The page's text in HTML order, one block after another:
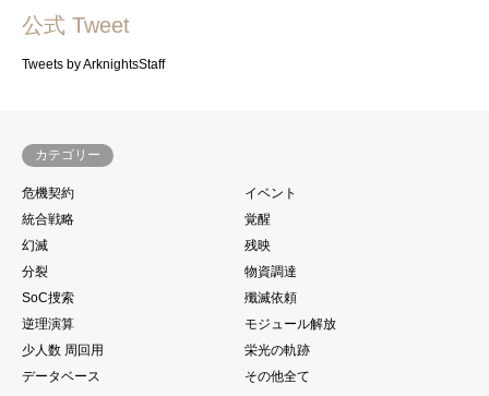
公式 Tweet
Tweets by ArknightsStaff
カテゴリー
危機契約
イベント
統合戦略
覚醒
幻滅
残映
分裂
物資調達
SoC捜索
殲滅依頼
逆理演算
モジュール解放
少人数 周回用
栄光の軌跡
データベース
その他全て